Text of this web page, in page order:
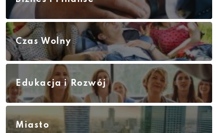
Czas Wolny
Edukacja i Rozwój
Miasto